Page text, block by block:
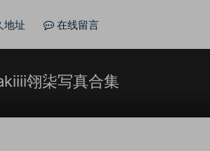
地址 在线留言
翎柒写真合集